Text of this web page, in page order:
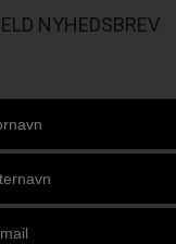
NYHEDSBREV